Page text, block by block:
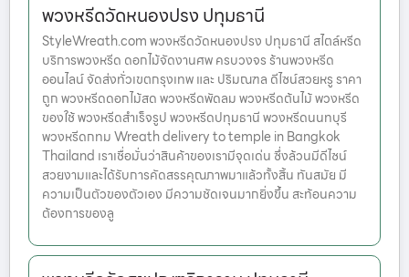
พวงหรีดวัดหนองปรง ปทุมธานี
StyleWreath.com พวงหรีดวัดหนองปรง ปทุมธานี สไตล์หรีด
บริการพวงหรีด ดอกไม้จัดงานศพ ครบวงจร ร้านพวงหรีด
ออนไลน์ จัดส่งทั่วเขตกรุงเทพ และ ปริมณฑล ดีไซน์สวยหรู ราคา
ถูก พวงหรีดดอกไม้สด พวงหรีดพัดลม พวงหรีดต้นไม้ พวงหรีด
ของใช้ พวงหรีดสำเร็จรูป พวงหรีดปทุมธานี พวงหรีดนนทบุรี
พวงหรีดกทม Wreath delivery to temple in Bangkok
Thailand เราเชื่อมั่นว่าสินค้าของเรามีจุดเด่น ซึ่งล้วนมีดีไซน์
สวยงามและได้รับการคัดสรรคุณภาพมาแล้วทั้งสิ้น ทันสมัย มี
ความเป็นตัวของตัวเอง มีความชัดเจนมากยิ่งขึ้น สะท้อนความ
ต้องการของลู